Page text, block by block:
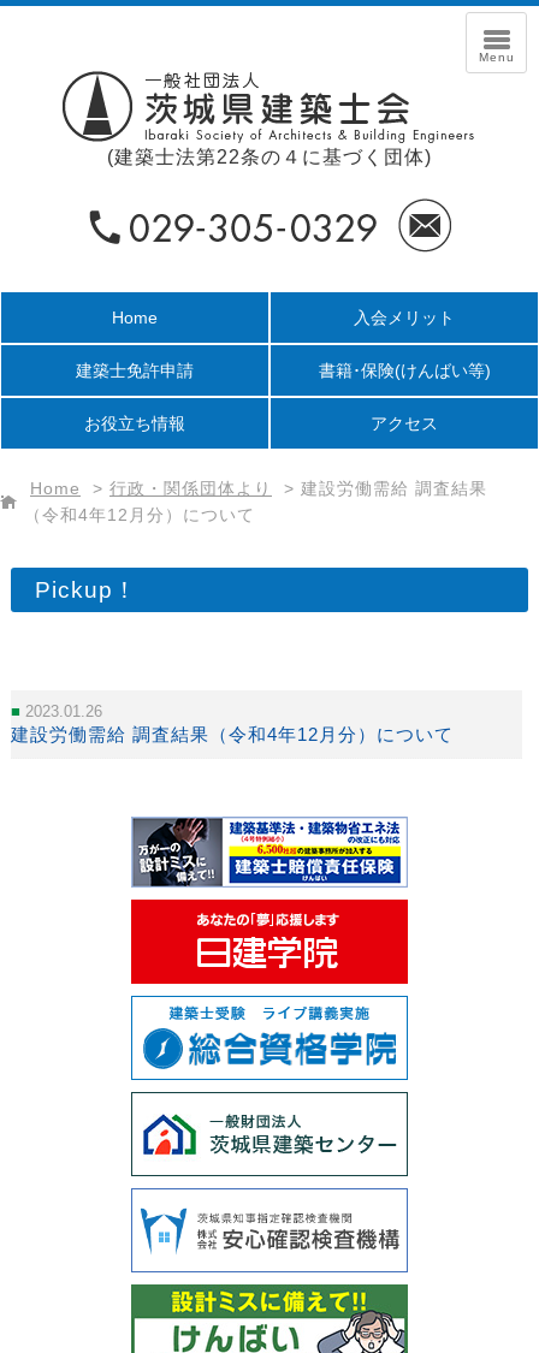
(建築士法第22条の４に基づく団体)
Home 入会メリット
建築士免許申請 書籍･保険(けんばい等)
お役立ち情報 アクセス
Home > 行政・関係団体より > 建設労働需給 調査結果
（令和4年12月分）について
Pickup！
2023.01.26
建設労働需給 調査結果（令和4年12月分）について